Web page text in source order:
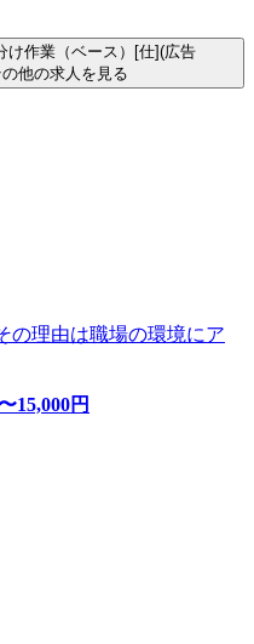
け作業（ベース）[仕](広告
他の求人を見る
理由は職場の環境にア
15,000円